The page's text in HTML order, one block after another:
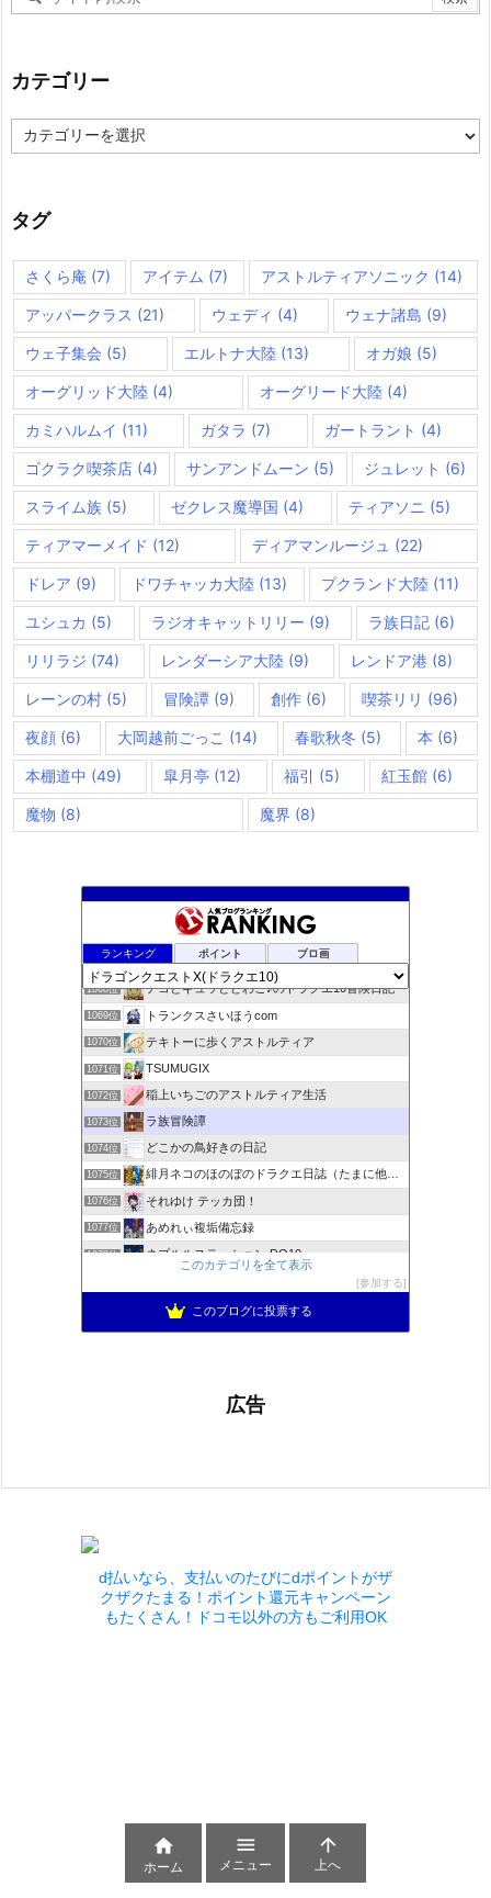
カテゴリー
テ
ー
タグ
さくら庵 (7) アイテム (7) アストルティアソニック (14)
アッパークラス (21) ウェディ (4) ウェナ諸島 (9)
ウェ子集会 (5) エルトナ大陸 (13) オガ娘 (5)
オーグリッド大陸 (4) オーグリード大陸 (4)
カミハルムイ (11) ガタラ (7) ガートラント (4)
ゴクラク喫茶店 (4) サンアンドムーン (5) ジュレット (6)
スライム族 (5) ゼクレス魔導国 (4) ティアソニ (5)
ティアマーメイド (12) ディアマンルージュ (22)
ドレア (9) ドワチャッカ大陸(13) プクランド大陸 (11)
ユシュカ (5) ラジオキャットリリー (9) ラ族日記 (6)
リリラジ (74) レンダーシア大陸 (9) レンドア港 (8)
レーンの村 (5) 冒険譚(9) 創作(6) 喫茶リリ (96)
夜顔 (6) 大岡越前ごっこ (14) 春歌秋冬 (5) 本 (6)
本棚道中 (49) 皐月亭 (12) 福引 (5) 紅玉館(6)
魔物 (8) 魔界 (8)
ランキング ポイント ブロ画
咲くやこのはな
1067位 ドラクエ10ラウラの日常とチーム運営ブログ
1068位 デコとギュッとどわこ♪のドラクエ10冒険日記
1069位 トランクスさいほうcom
1070位 テキトーに歩くアストルティア
1071位 TSUMUGIX
1072位 稲上いちごのアストルティア生活
1073位 ラ族冒険譚
1074位 どこかの鳥好きの日記
1075位 緋月ネコのほのぼのドラクエ日誌（たまに他のことも書いてます)
1076位 それゆけ テッカ団！
1077位 あめれぃ複垢備忘録
1078位 ネプルルステーション DQ10
アリアドネからのお便り『Aria de nouvelles』
ぽんこつゲーマーのひみつきち
このカテゴリを全て表示
参加する
このブログに投票する
広告
d払いなら、支払いのたびにdポイントがザ
クザクたまる！ポイント還元キャンペーン
もたくさん！ドコモ以外の方もご利用OK

ホーム

メニュー

上へ